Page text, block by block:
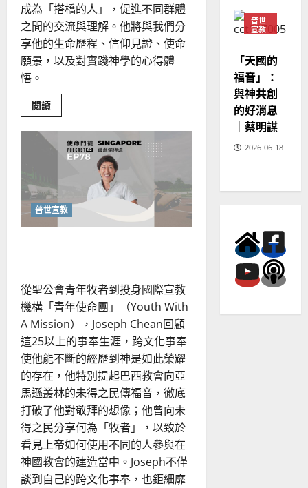
成為「搭橋的人」，促進不同群體
之間的交流與理解。他將與我們分
享他的生命歷程、信仰見證、使命
願景，以及對實踐神學的心得體
悟。
閱讀Read
more
如
何
跨
藩
籬，
合
一
服
中
心
的
事
工
理
念
為
何？
普世宣教
從聖公會青年牧者到投身國際宣教
機構「青年使命團」（Youth With
A Mission），Joseph Chean回顧
這25以上的事奉生涯，跨文化事奉
使他能不斷的經歷到神是如此榮耀
的存在，他特別提起巴西教會向亞
馬遜叢林的未得之民傳福音，徹底
打破了他對敬拜的想像；他曾向未
得之民分享何為「牧者」，以致於
看見上帝如何使用不同的人參與在
神國教會的建造當中。Joseph不僅
談到自己的跨文化事奉，也鉅細靡
普世
宣教
「天國的
福音」：
與神共創
的好消息
｜蔡明謀
2026-06-18